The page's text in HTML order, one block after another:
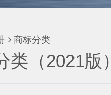
商标分类
（2021版）